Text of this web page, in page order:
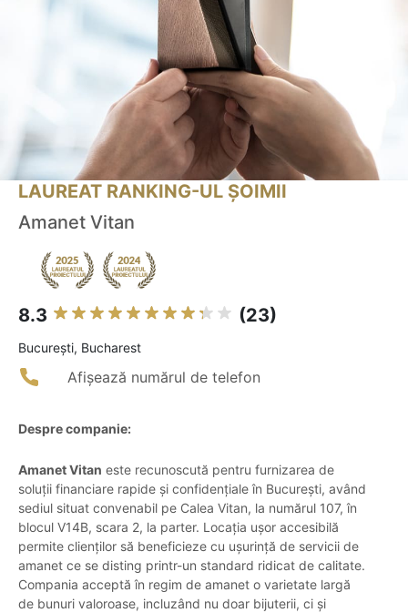
LAUREAT RANKING-UL ȘOIMII
Amanet Vitan
8.3 (23)
Bucureşti, Bucharest
Afișează numărul de telefon
Despre companie:
Amanet Vitan este recunoscută pentru furnizarea de
soluții financiare rapide și confidențiale în București, având
sediul situat convenabil pe Calea Vitan, la numărul 107, în
blocul V14B, scara 2, la parter. Locația ușor accesibilă
permite clienților să beneficieze cu ușurință de servicii de
amanet ce se disting printr-un standard ridicat de calitate.
Compania acceptă în regim de amanet o varietate largă
de bunuri valoroase, incluzând nu doar bijuterii, ci și